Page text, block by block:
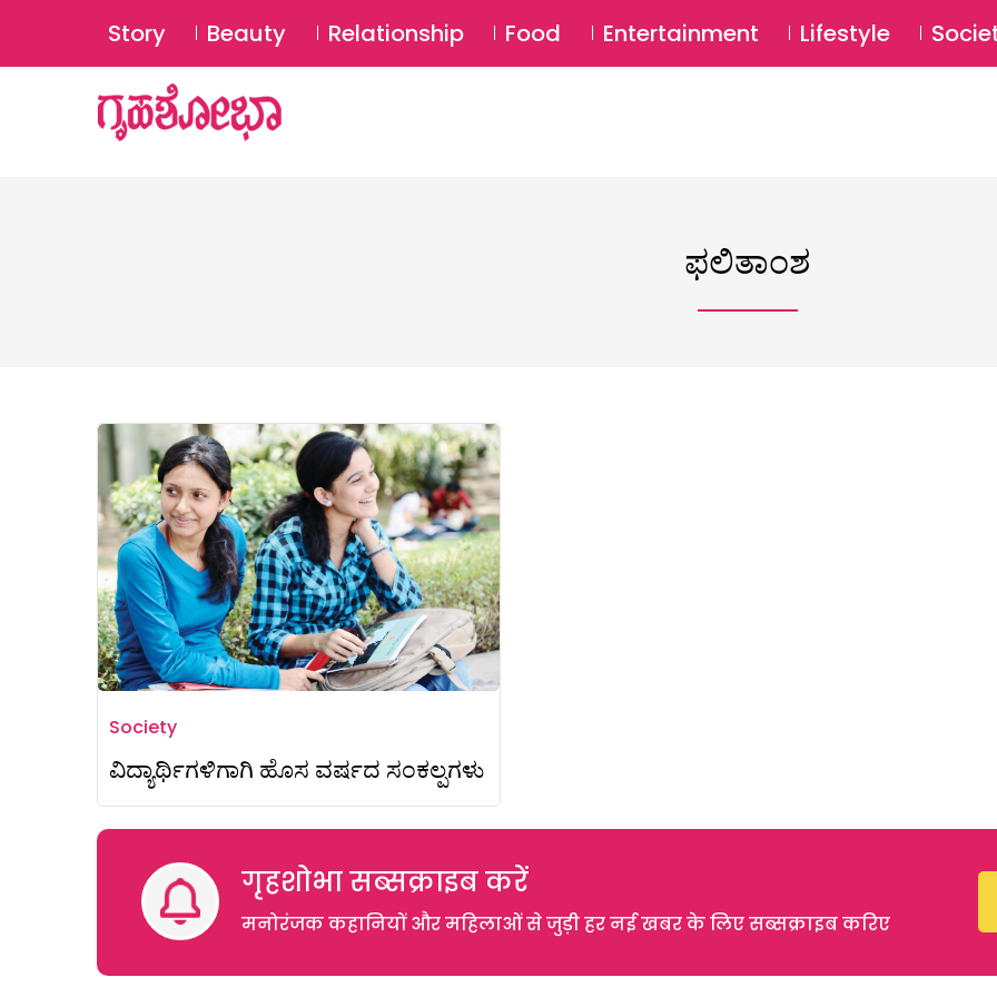
Story Beauty Relationship Food Entertainment Lifestyle
ಫಲಿತಾಂಶ
Society
ವಿದ್ಯಾರ್ಥಿಗಳಿಗಾಗಿ ಹೊಸ ವರ್ಷದ ಸಂಕಲ್ಪಗಳು
गृहशोभा सब्सक्राइब करें
मनोरंजक कहानियों और महिलाओं से जुड़ी हर नई खबर के लिए सब्सक्राइब करिए